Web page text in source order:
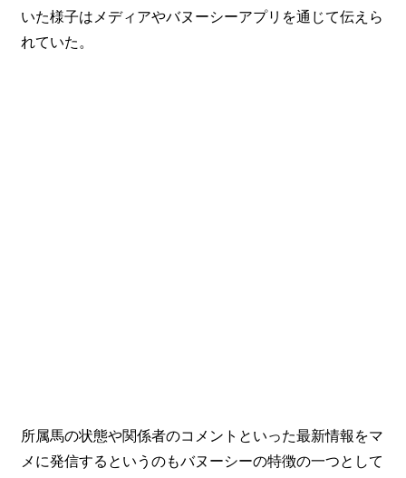
いた様子はメディアやバヌーシーアプリを通じて伝えら
れていた。
所属馬の状態や関係者のコメントといった最新情報をマ
メに発信するというのもバヌーシーの特徴の一つとして